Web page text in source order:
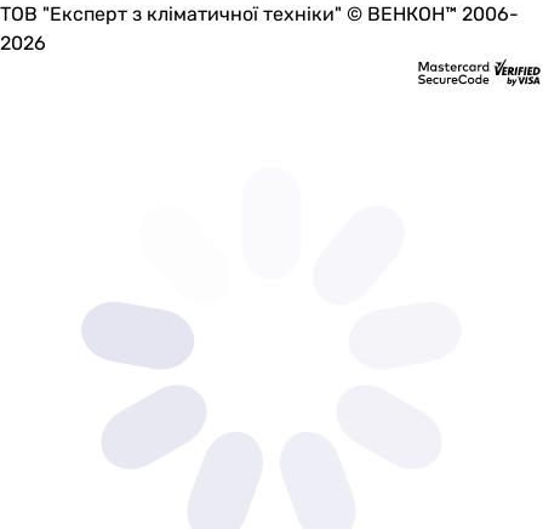
ТОВ "Експерт з кліматичної техніки" © ВЕНКОН™ 2006-
2026